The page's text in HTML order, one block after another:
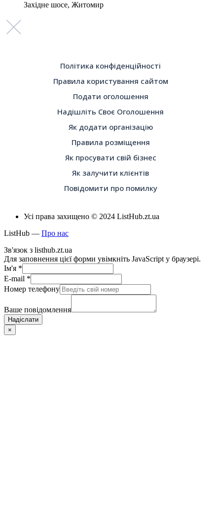
Західне шосе, Житомир
Політика конфіденційності
Правила користування сайтом
Подати оголошення
Надішліть Своє Оголошення
Як додати організацію
Правила розміщення
Як просувати свій бізнес
Як залучити клієнтів
Повідомити про помилку
Усі права захищено © 2024 ListHub.zt.ua
ListHub — Про нас
Зв'язок з listhub.zt.ua
Для заповнення цієї форми увімкніть JavaScript у браузері.
Ім'я *
E-mail *
Номер телефону
Ваше повідомлення
Надіслати
×